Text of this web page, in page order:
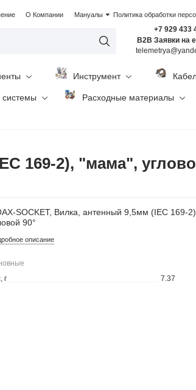
О Компании Мануалы Политика обработки
+7 929 433
B2B Заявки на
Инструмент
Расходные материалы
169-2), "мама",
SOCKET, Вилка, антенный 9,5мм (IEC 169-
90°
описание
г
7.37